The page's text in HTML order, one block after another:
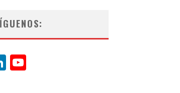
LinkedIn